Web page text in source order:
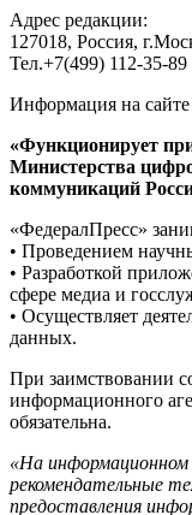
Адрес редакции:
127018, Россия,
Тел.+7(499) 112-35-
Информация на сайте
«Функционирует
Министерства
коммуникаций
«ФедералПресс»
• Проведением
• Разработкой
сфере медиа и
• Осуществляет
данных.
При заимствовании
информационного
обязательна.
«На информационном
рекомендательные
предоставления